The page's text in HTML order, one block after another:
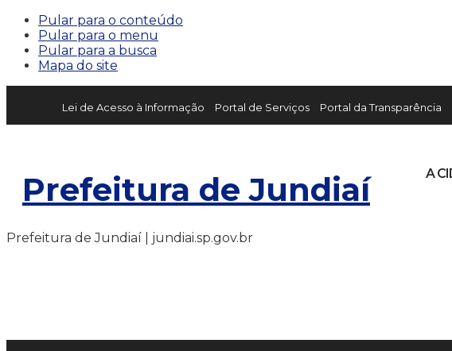
Pular para o conteúdo
Pular para o menu
Pular para a busca
Mapa do site
Lei de Acesso à Informação Portal de Serviços Portal da Transparência
Prefeitura de Jundiaí A
Prefeitura de Jundiaí | jundiai.sp.gov.br